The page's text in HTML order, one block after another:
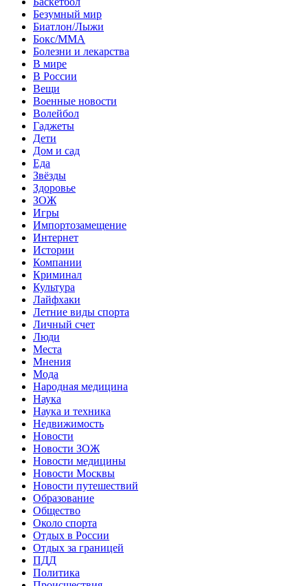
Безумный мир
Биатлон/Лыжи
Бокс/MMA
Болезни и лекарства
В мире
В России
Вещи
Военные новости
Волейбол
Гаджеты
Дети
Дом и сад
Еда
Звёзды
Здоровье
ЗОЖ
Игры
Импортозамещение
Интернет
Истории
Компании
Криминал
Культура
Лайфхаки
Летние виды спорта
Личный счет
Люди
Места
Мнения
Мода
Народная медицина
Наука
Наука и техника
Недвижимость
Новости
Новости ЗОЖ
Новости медицины
Новости Москвы
Новости путешествий
Образование
Общество
Около спорта
Отдых в России
Отдых за границей
ПДД
Политика